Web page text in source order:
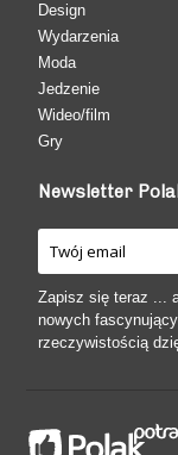
Design
Wydarzenia
Moda
Jedzenie
Wideo/film
Gry
Newsletter
Zapisz się teraz ...
nowych
rzeczywistością